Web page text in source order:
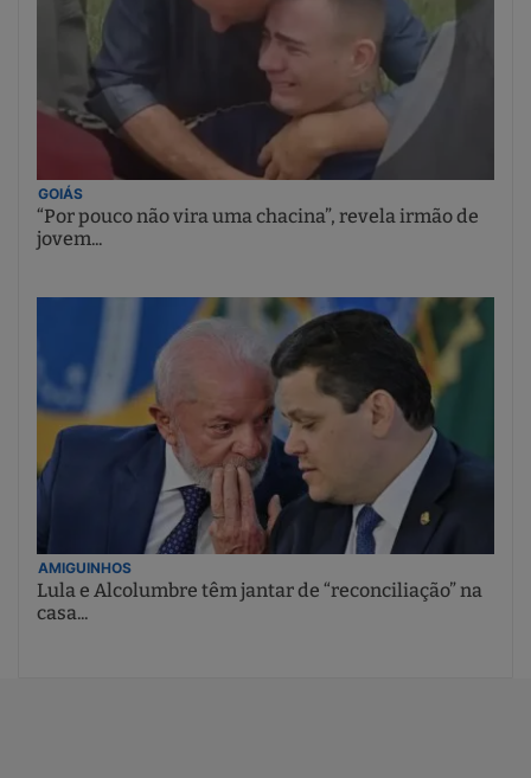
GOIÁS
“Por pouco não vira uma chacina”, revela irmão de
jovem...
AMIGUINHOS
Lula e Alcolumbre têm jantar de “reconciliação” na
casa...